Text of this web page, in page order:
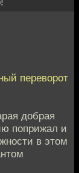
переворот
добрая
поприжал и
в этом